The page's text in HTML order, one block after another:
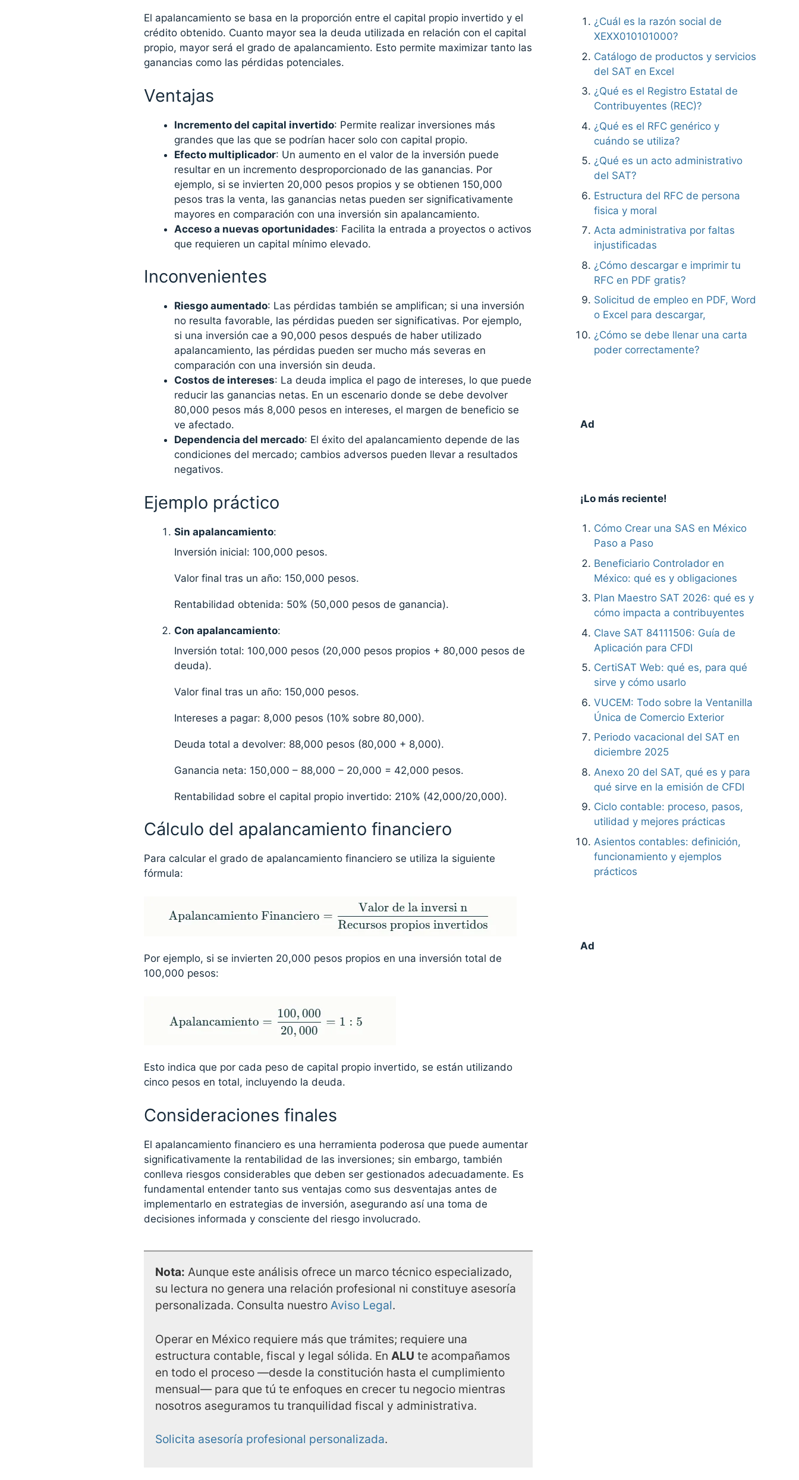
El apalancamiento se basa en la proporción entre el capital propio invertido y el
crédito obtenido. Cuanto mayor sea la deuda utilizada en relación con el capital
propio, mayor será el grado de apalancamiento. Esto permite maximizar tanto las
ganancias como las pérdidas potenciales.
Ventajas
Incremento del capital invertido: Permite realizar inversiones más
grandes que las que se podrían hacer solo con capital propio.
Efecto multiplicador: Un aumento en el valor de la inversión puede
resultar en un incremento desproporcionado de las ganancias. Por
ejemplo, si se invierten 20,000 pesos propios y se obtienen 150,000
pesos tras la venta, las ganancias netas pueden ser significativamente
mayores en comparación con una inversión sin apalancamiento.
Acceso a nuevas oportunidades: Facilita la entrada a proyectos o activos
que requieren un capital mínimo elevado.
Inconvenientes
Riesgo aumentado: Las pérdidas también se amplifican; si una inversión
no resulta favorable, las pérdidas pueden ser significativas. Por ejemplo,
si una inversión cae a 90,000 pesos después de haber utilizado
apalancamiento, las pérdidas pueden ser mucho más severas en
comparación con una inversión sin deuda.
Costos de intereses: La deuda implica el pago de intereses, lo que puede
reducir las ganancias netas. En un escenario donde se debe devolver
80,000 pesos más 8,000 pesos en intereses, el margen de beneficio se
ve afectado.
Dependencia del mercado: El éxito del apalancamiento depende de las
condiciones del mercado; cambios adversos pueden llevar a resultados
negativos.
Ejemplo práctico
Sin apalancamiento:
Inversión inicial: 100,000 pesos.
Valor final tras un año: 150,000 pesos.
Rentabilidad obtenida: 50% (50,000 pesos de ganancia).
Con apalancamiento:
Inversión total: 100,000 pesos (20,000 pesos propios + 80,000 pesos de
deuda).
Valor final tras un año: 150,000 pesos.
Intereses a pagar: 8,000 pesos (10% sobre 80,000).
Deuda total a devolver: 88,000 pesos (80,000 + 8,000).
Ganancia neta: 150,000 – 88,000 – 20,000 = 42,000 pesos.
Rentabilidad sobre el capital propio invertido: 210% (42,000/20,000).
Cálculo del apalancamiento financiero
Para calcular el grado de apalancamiento financiero se utiliza la siguiente
fórmula:
Por ejemplo, si se invierten 20,000 pesos propios en una inversión total de
100,000 pesos:
Esto indica que por cada peso de capital propio invertido, se están utilizando
cinco pesos en total, incluyendo la deuda.
Consideraciones finales
El apalancamiento financiero es una herramienta poderosa que puede aumentar
significativamente la rentabilidad de las inversiones; sin embargo, también
conlleva riesgos considerables que deben ser gestionados adecuadamente. Es
fundamental entender tanto sus ventajas como sus desventajas antes de
implementarlo en estrategias de inversión, asegurando así una toma de
decisiones informada y consciente del riesgo involucrado.
Nota: Aunque este análisis ofrece un marco técnico especializado,
su lectura no genera una relación profesional ni constituye asesoría
personalizada. Consulta nuestroAviso Legal.
Operar en México requiere más que trámites; requiere una
estructura contable, fiscal y legal sólida. En ALU te acompañamos
en todo el proceso —desde la constitución hasta el cumplimiento
mensual— para que tú te enfoques en crecer tu negocio mientras
nosotros aseguramos tu tranquilidad fiscal y administrativa.
Solicita asesoría profesional personalizada.
¿Cuál es la razón social de
XEXX010101000?
Catálogo de productos y servicios
del SAT en Excel
¿Qué es el Registro Estatal de
Contribuyentes (REC)?
¿Qué es el RFC genérico y
cuándo se utiliza?
¿Qué es un acto administrativo
del SAT?
Estructura del RFC de persona
fisica y moral
Acta administrativa por faltas
injustificadas
¿Cómo descargar e imprimir tu
RFC en PDF gratis?
Solicitud de empleo en PDF, Word
o Excel para descargar,
¿Cómo se debe llenar una carta
poder correctamente?
Ad
¡Lo más reciente!
Cómo Crear una SAS en México
Paso a Paso
Beneficiario Controlador en
México: qué es y obligaciones
Plan Maestro SAT 2026: qué es y
cómo impacta a contribuyentes
Clave SAT 84111506: Guía de
Aplicación para CFDI
CertiSAT Web: qué es, para qué
sirve y cómo usarlo
VUCEM: Todo sobre la Ventanilla
Única de Comercio Exterior
Periodo vacacional del SAT en
diciembre 2025
Anexo 20 del SAT, qué es y para
qué sirve en la emisión de CFDI
Ciclo contable: proceso, pasos,
utilidad y mejores prácticas
Asientos contables: definición,
funcionamiento y ejemplos
prácticos
Ad